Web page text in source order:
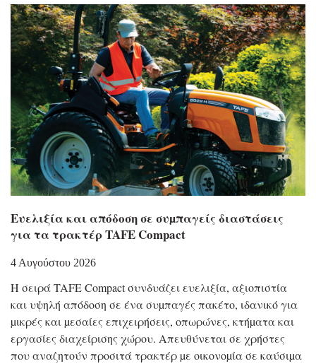
Eυελιξία και απόδοση σε συµπαγείς διαστάσεις
για τα τρακτέρ TAFE Compact
4 Αυγούστου 2026
Η σειρά TAFE Compact συνδυάζει ευελιξία, αξιοπιστία
και υψηλή απόδοση σε ένα συµπαγές πακέτο, ιδανικό για
µικρές και µεσαίες επιχειρήσεις, οπωρώνες, κτήµατα και
εργασίες διαχείρισης χώρου. Απευθύνεται σε χρήστες
που αναζητούν προσιτά τρακτέρ µε οικονοµία σε καύσιµα